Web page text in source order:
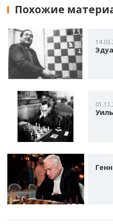
Похожие